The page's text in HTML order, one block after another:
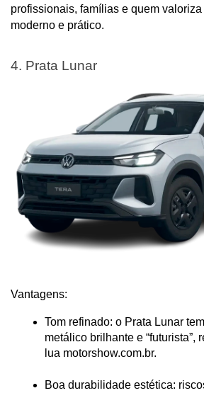
profissionais, famílias e quem
moderno e prático.
4. Prata Lunar
Vantagens:
Tom refinado: o Prata Lunar
metálico brilhante e “futurista”,
lua motorshow.com.br.
Boa durabilidade estética: